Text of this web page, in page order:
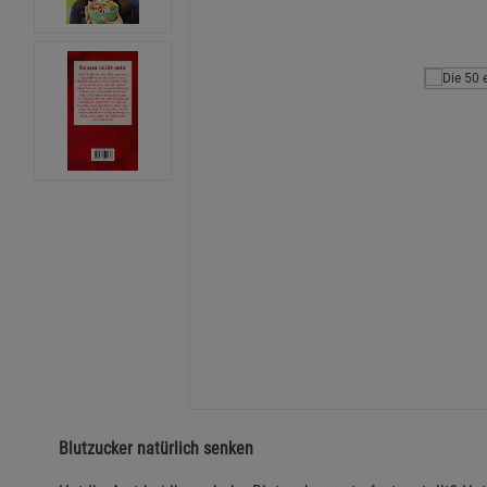
Blutzucker natürlich senken